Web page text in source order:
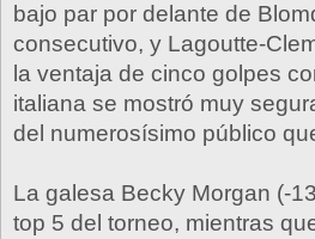
bajo par por delante de
consecutivo, y Lagoutte-
la ventaja de cinco golpes
italiana se mostró muy
del numerosísimo público
La galesa Becky Morgan (-
top 5 del torneo, mientras